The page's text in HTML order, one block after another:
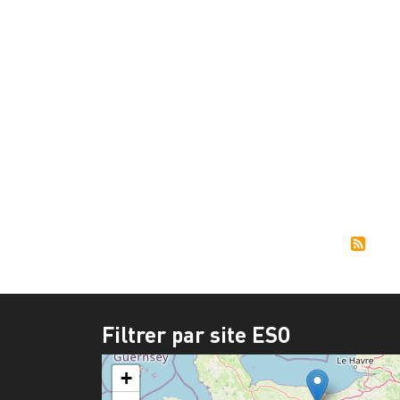
Filtrer par site ESO
+